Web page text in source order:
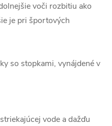
voči rozbitiu ako
je pri športových
so stopkami, vynájdené v
vode a dažďu